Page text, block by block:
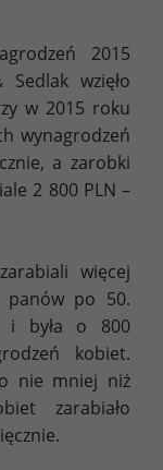
2015
Sedlak wzięło
w 2015 roku
wynagrodzeń
a zarobki
2 800 PLN –
więcej
panów po 50.
i była o 800
kobiet.
nie mniej niż
zarabiało